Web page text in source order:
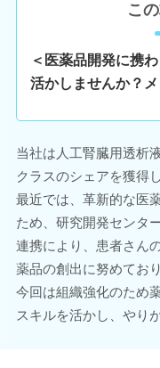
こ
＜医薬品開発に携
活かしませんか？
当社は人工腎臓用透析
クラスのシェアを獲得
最近では、革新的な医
ため、研究開発センタ
連携により、患者さん
薬品の創出に努めており
今回は組織強化のため
スキルを活かし、やり